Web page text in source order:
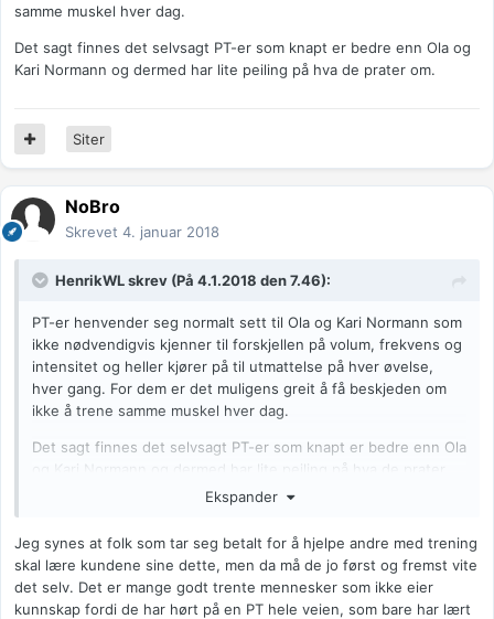
samme muskel hver dag.
Det sagt finnes det selvsagt PT-er som knapt er bedre enn Ola og
Kari Normann og dermed har lite peiling på hva de prater om.
Siter
NoBro
Skrevet 4. januar 2018
HenrikWLskrev (På 4.1.2018 den 7.46):
PT-er henvender seg normalt sett til Ola og Kari Normann som
ikke nødvendigvis kjenner til forskjellen på volum, frekvens og
intensitet og heller kjører på til utmattelse på hver øvelse,
hver gang. For dem er det muligens greit å få beskjeden om
ikke å trene samme muskel hver dag.
Det sagt finnes det selvsagt PT-er som knapt er bedre enn Ola
og Kari Normann og dermed har lite peiling på hva de prater
Ekspander
Jeg synes at folk som tar seg betalt for å hjelpe andre med trening
skal lære kundene sine dette, men da må de jo først og fremst vite
det selv. Det er mange godt trente mennesker som ikke eier
kunnskap fordi de har hørt på en PT hele veien, som bare har lært